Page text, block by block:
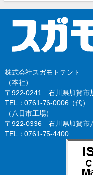
株式会社スガモトテント
（本社）
〒922-0241 石川県加賀市
TEL：0761-76-0006（代
（八日市工場）
〒922-0336 石川県加賀市
TEL：0761-75-4400